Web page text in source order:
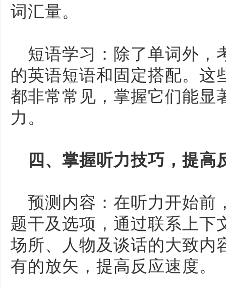
词汇量。
短语学习：除了单词外，
的英语短语和固定搭配。这
都非常常见，掌握它们能显
力。
四、掌握听力技巧，提高
预测内容：在听力开始前
题干及选项，通过联系上下
场所、人物及谈话的大致内
有的放矢，提高反应速度。